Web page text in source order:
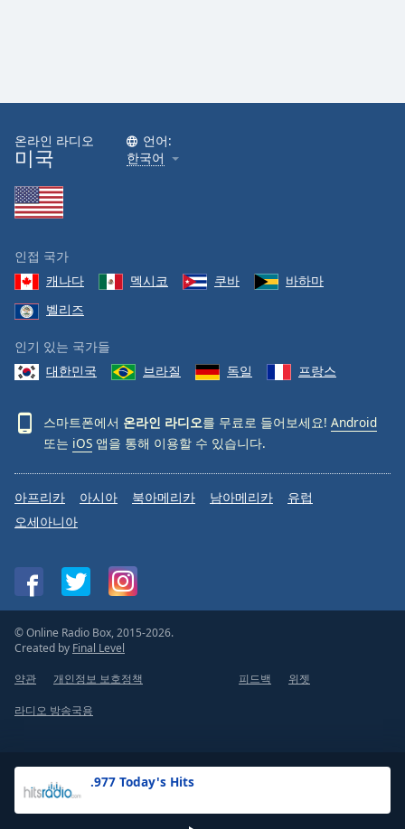
.977 Today's Hits
온라인 라디오
미국
언어:
한국어
인접 국가
캐나다
멕시코 쿠바
바하마
벨리즈
인기 있는 국가들
대한민국
브라질 독일 프랑스
스마트폰에서 온라인 라디오를 무료로 들어보세요! Android
또는 iOS 앱을 통해 이용할 수 있습니다.
아프리카 아시아 북아메리카 남아메리카
유럽
오세아니아
© Online Radio Box, 2015-2026.
Created by Final Level
약관
개인정보 보호정책 피드백 위젯
라디오 방송국용